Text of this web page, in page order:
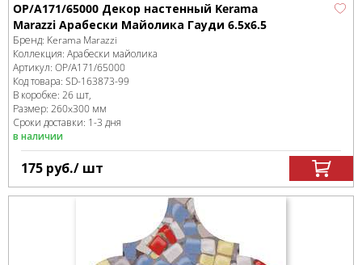
OP/A171/65000 Декор настенный Kerama
Marazzi Арабески Майолика Гауди 6.5x6.5
Бренд: Kerama Marazzi
Коллекция: Арабески майолика
Артикул: OP/A171/65000
Код товара: SD-163873-99
В коробке: 26 шт,
Размер: 260x300 мм
Сроки доставки: 1-3 дня
в наличии
175 руб./ шт